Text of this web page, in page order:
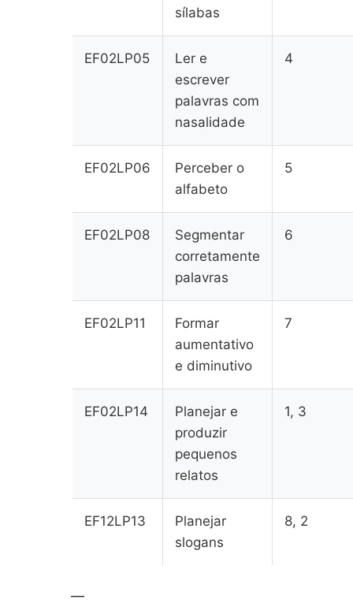
sílabas
EF02LP05
Ler e
escrever
palavras com
nasalidade
4
EF02LP06
Perceber o
alfabeto
5
EF02LP08
Segmentar
corretamente
palavras
6
EF02LP11
Formar
aumentativo
e diminutivo
7
EF02LP14
Planejar e
produzir
pequenos
relatos
1, 3
EF12LP13
Planejar
slogans
8, 2
—